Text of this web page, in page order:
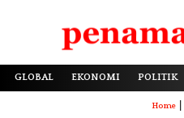
GLOBAL EKONOMI POLITIK
Home